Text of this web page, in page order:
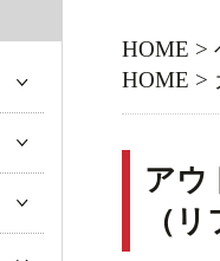
HOME >
HOME >
アウ
（